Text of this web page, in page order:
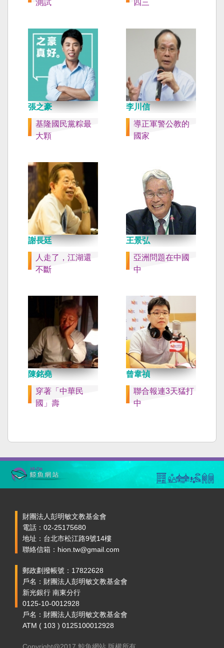
測試
四三
張之豪
基隆國民黨粽最
大顆
李川信
導正軍警公教的
國家
謝長廷
人走了，江湖還
不斷
王景弘
亞洲問題在中國
中
陳銘堯
穿著「中華民
國」壽
曾韋禎
聯合報連3天猛打
中
財團法人彭明敏文教基金會
電話：02-25175680
地址：台北市松江路9號14樓
聯絡信箱：hion.tw@gmail.com
郵政劃撥帳號：17822628
戶名：財團法人彭明敏文教基金會
新光銀行 南東分行
0125-10-0012928
戶名：財團法人彭明敏文教基金會
ATM ( 103 ) 0125100012928